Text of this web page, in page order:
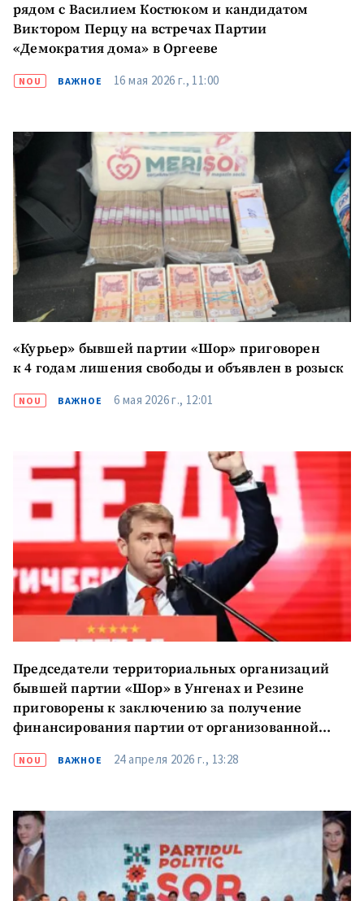
рядом с Василием Костюком и кандидатом
Виктором Перцу на встречах Партии
«Демократия дома» в Оргееве
NOU ВАЖНОЕ 16 мая 2026 г., 11:00
«Курьер» бывшей партии «Шор» приговорен
к 4 годам лишения свободы и объявлен в розыск
NOU ВАЖНОЕ 6 мая 2026 г., 12:01
Председатели территориальных организаций
бывшей партии «Шор» в Унгенах и Резине
приговорены к заключению за получение
финансирования партии от организованной
NOU ВАЖНОЕ 24 апреля 2026 г., 13:28